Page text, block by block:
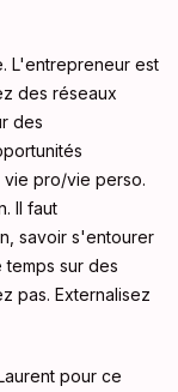
. L'entrepreneur est
des réseaux
des
vie pro/vie perso.
Il faut
savoir s'entourer
sur des
pas. Externalisez
pour ce